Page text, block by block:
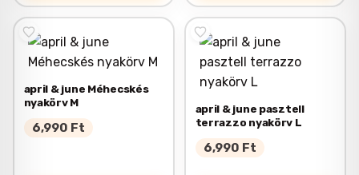
april & june Méhecskés
nyakörv M
6,990 Ft
april & june pasztell
terrazzo nyakörv L
6,990 Ft